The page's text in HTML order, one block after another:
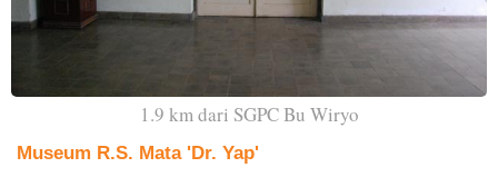
1.9 km dari SGPC Bu Wiryo
Museum R.S. Mata 'Dr. Yap'